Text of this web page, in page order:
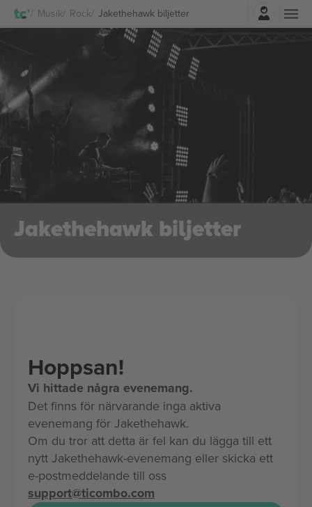
Musik Rock Jakethehawk biljetterLogga in
Jakethehawk biljetter
Hoppsan!
Vi hittade några evenemang.
Det finns för närvarande inga aktiva
evenemang för Jakethehawk.
Om du tror att detta är fel kan du lägga till ett
nytt Jakethehawk-evenemang eller skicka ett
e-postmeddelande till oss
support@ticombo.com